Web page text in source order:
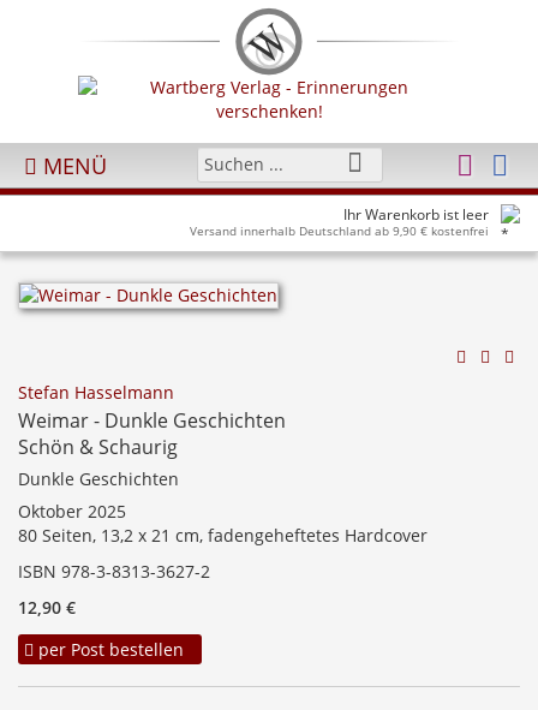
MENÜ
Ihr Warenkorb ist leer
Versand innerhalb Deutschland ab 9,90 € kostenfrei
Stefan Hasselmann
Weimar - Dunkle Geschichten
Schön & Schaurig
Dunkle Geschichten
Oktober 2025
80 Seiten, 13,2 x 21 cm, fadengeheftetes Hardcover
ISBN 978-3-8313-3627-2
12,90 €
per Post bestellen